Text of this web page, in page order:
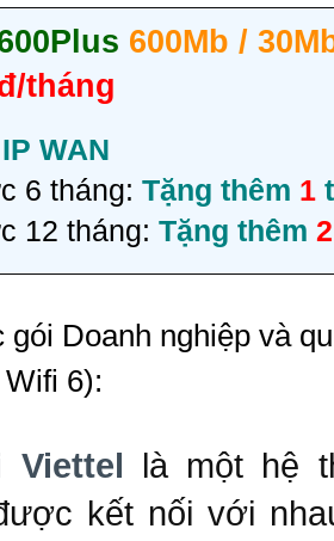
600Mb /
tháng
IP WAN
6 tháng: Tặng thêm 1
12 tháng: Tặng thêm 2
gói Doanh nghiệp và
6):
Viettel là một hệ
kết nối với